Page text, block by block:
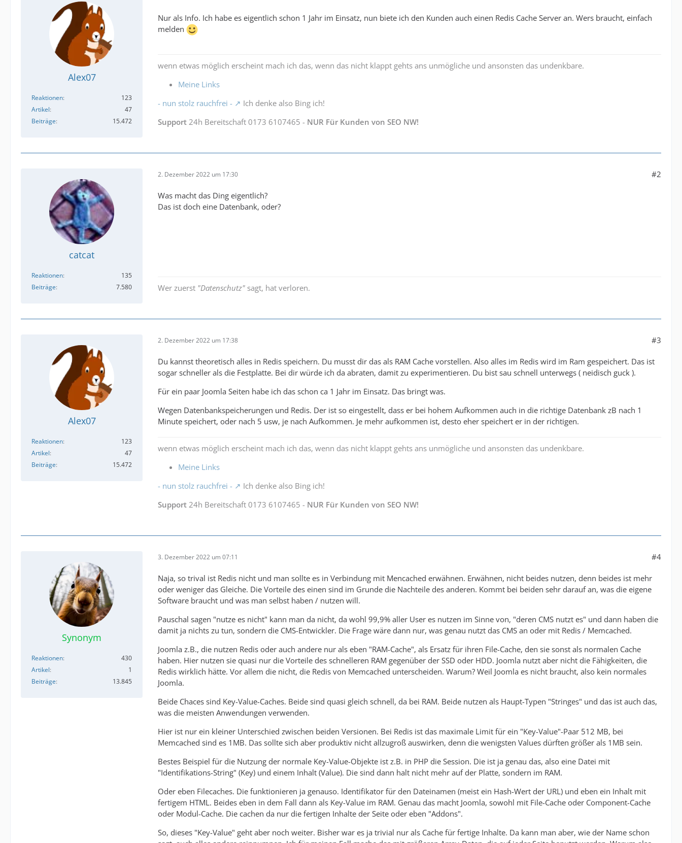
Alex07
Reaktionen
123
Artikel
47
Beiträge
15.472
Nur als Info. Ich habe es eigentlich schon 1 Jahr im Einsatz, nun biete ich den Kunden auch einen Redis Cache Server an. Wers braucht, einfach
melden
wenn etwas möglich erscheint mach ich das, wenn das nicht klappt gehts ans unmögliche und ansonsten das undenkbare.
Meine Links
- nun stolz rauchfrei -
Ich denke also Bing ich!
Support 24h Bereitschaft 0173 6107465 - NUR Für Kunden von SEO NW!
catcat
Reaktionen
135
Beiträge
7.580
2. Dezember 2022 um 17:30 #2
Was macht das Ding eigentlich?
Das ist doch eine Datenbank, oder?
Wer zuerst "Datenschutz" sagt, hat verloren.
Alex07
Reaktionen
123
Artikel
47
Beiträge
15.472
2. Dezember 2022 um 17:38 #3
Du kannst theoretisch alles in Redis speichern. Du musst dir das als RAM Cache vorstellen. Also alles im Redis wird im Ram gespeichert. Das ist
sogar schneller als die Festplatte. Bei dir würde ich da abraten, damit zu experimentieren. Du bist sau schnell unterwegs ( neidisch guck ).
Für ein paar Joomla Seiten habe ich das schon ca 1 Jahr im Einsatz. Das bringt was.
Wegen Datenbankspeicherungen und Redis. Der ist so eingestellt, dass er bei hohem Aufkommen auch in die richtige Datenbank zB nach 1
Minute speichert, oder nach 5 usw, je nach Aufkommen. Je mehr aufkommen ist, desto eher speichert er in der richtigen.
wenn etwas möglich erscheint mach ich das, wenn das nicht klappt gehts ans unmögliche und ansonsten das undenkbare.
Meine Links
- nun stolz rauchfrei -
Ich denke also Bing ich!
Support 24h Bereitschaft 0173 6107465 - NUR Für Kunden von SEO NW!
Synonym
Reaktionen
430
Artikel
1
Beiträge
13.845
3. Dezember 2022 um 07:11 #4
Naja, so trival ist Redis nicht und man sollte es in Verbindung mit Mencached erwähnen. Erwähnen, nicht beides nutzen, denn beides ist mehr
oder weniger das Gleiche. Die Vorteile des einen sind im Grunde die Nachteile des anderen. Kommt bei beiden sehr darauf an, was die eigene
Software braucht und was man selbst haben / nutzen will.
Pauschal sagen "nutze es nicht" kann man da nicht, da wohl 99,9% aller User es nutzen im Sinne von, "deren CMS nutzt es" und dann haben die
damit ja nichts zu tun, sondern die CMS-Entwickler. Die Frage wäre dann nur, was genau nutzt das CMS an oder mit Redis / Memcached.
Joomla z.B., die nutzen Redis oder auch andere nur als eben "RAM-Cache", als Ersatz für ihren File-Cache, den sie sonst als normalen Cache
haben. Hier nutzen sie quasi nur die Vorteile des schnelleren RAM gegenüber der SSD oder HDD. Joomla nutzt aber nicht die Fähigkeiten, die
Redis wirklich hätte. Vor allem die nicht, die Redis von Memcached unterscheiden. Warum? Weil Joomla es nicht braucht, also kein normales
Joomla.
Beide Chaces sind Key-Value-Caches. Beide sind quasi gleich schnell, da bei RAM. Beide nutzen als Haupt-Typen "Stringes" und das ist auch das,
was die meisten Anwendungen verwenden.
Hier ist nur ein kleiner Unterschied zwischen beiden Versionen. Bei Redis ist das maximale Limit für ein "Key-Value"-Paar 512 MB, bei
Memcached sind es 1MB. Das sollte sich aber produktiv nicht allzugroß auswirken, denn die wenigsten Values dürften größer als 1MB sein.
Bestes Beispiel für die Nutzung der normale Key-Value-Objekte ist z.B. in PHP die Session. Die ist ja genau das, also eine Datei mit
"Identifikations-String" (Key) und einem Inhalt (Value). Die sind dann halt nicht mehr auf der Platte, sondern im RAM.
Oder eben Filecaches. Die funktionieren ja genauso. Identifikator für den Dateinamen (meist ein Hash-Wert der URL) und eben ein Inhalt mit
fertigem HTML. Beides eben in dem Fall dann als Key-Value im RAM. Genau das macht Joomla, sowohl mit File-Cache oder Component-Cache
oder Modul-Cache. Die cachen da nur die fertigen Inhalte der Seite oder eben "Addons".
So, dieses "Key-Value" geht aber noch weiter. Bisher war es ja trivial nur als Cache für fertige Inhalte. Da kann man aber, wie der Name schon